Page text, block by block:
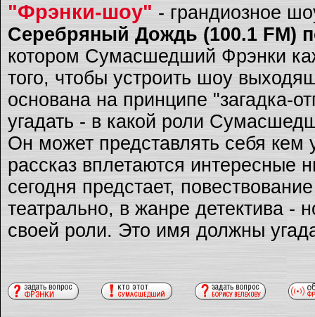
"Фрэнки-шоу" - грандиозное
Серебряный Дождь (100.1 FM)
котором Сумасшедший Фрэнки
того, чтобы устроить шоу
основана на принципе "загадка-
угадать - в какой роли
Он может представлять себя
рассказ вплетаются интересные
сегодня предстает,
театрально, в жанре детектива -
своей роли. Это имя должны